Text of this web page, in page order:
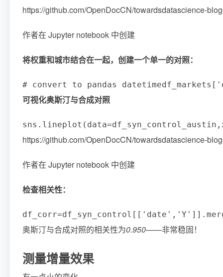
https://github.com/OpenDocCN/towardsdatascience-
作者在 Jupyter notebook 中创建
将权重和城市结合在一起，创建一个单一的对照：
# convert to pandas datetimedf_markets [
可视化奥斯汀与合成对照
sns . lineplot ( data=df_syn_control_austin ,
https://github.com/OpenDocCN/towardsdatascience-
作者在 Jupyter notebook 中创建
检查相关性：
df_corr=df_syn_control [ [ 'date' , 'Y' ] ] .
奥斯汀与合成对照的相关性为0.950——非常稳固！
测量增量效果